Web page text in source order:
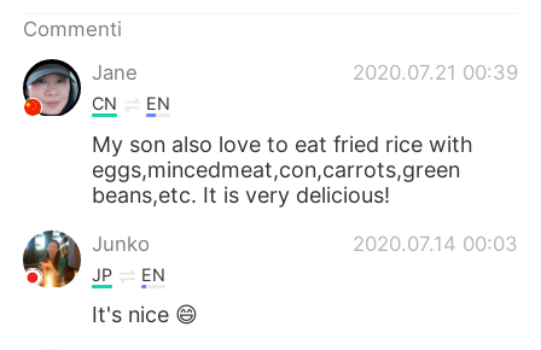
Commenti
Jane
2020.07.21 00:39
CN EN
My son also love to eat fried rice with
eggs,mincedmeat,con,carrots,green
beans,etc. It is very delicious!
Junko 2020.07.14 00:03
JP EN
It's nice 😄